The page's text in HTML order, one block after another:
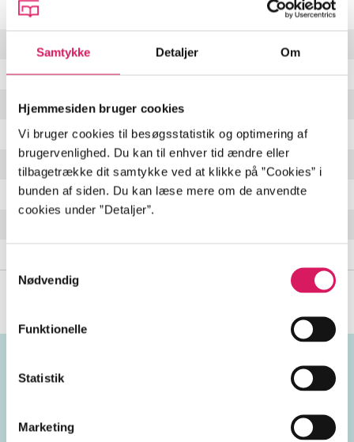
Samtykke Detaljer Om
Hjemmesiden bruger cookies
Vi bruger cookies til besøgsstatistik og optimering af
brugervenlighed. Du kan til enhver tid ændre eller
tilbagetrække dit samtykke ved at klikke på ”Cookies” i
bunden af siden. Du kan læse mere om de anvendte
cookies under ”Detaljer”.
Nødvendig
Funktionelle
Statistik
Marketing
Crutch 3:43 min
Tragedy of the Commons
In The Hard Times
In Need of Repair
Aftermath 4:08 min
Lights 3:35 min
Ice Night We're Having 4:21 min